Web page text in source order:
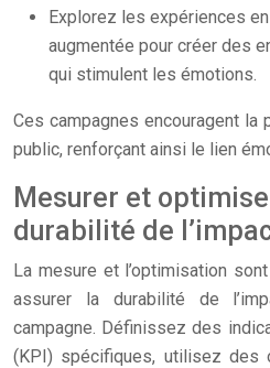
Explorez les expériences
augmentée pour créer des
qui stimulent les émotions.
Ces campagnes encouragent la
public, renforçant ainsi le lien
Mesurer et
durabilité de
La mesure et l’optimisation
assurer la durabilité de
campagne. Définissez des
(KPI) spécifiques, utilisez des